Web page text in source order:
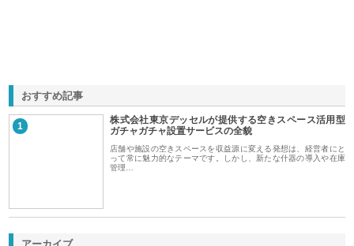
おすすめ記事
1
株式会社東京デッセルが提供する空きスペース活用型
ガチャガチャ設置サービスの全貌
店舗や施設の空きスペースを収益源に変える発想は、経営者にと
って常に魅力的なテーマです。しかし、新たな什器の導入や在庫
管理…